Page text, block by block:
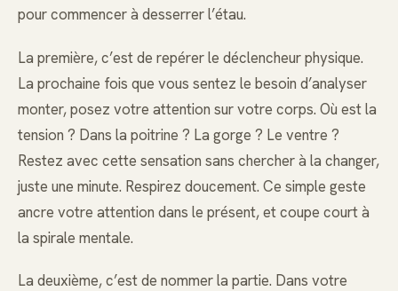
pour commencer à desserrer l’étau.
La première, c’est de repérer le déclencheur physique.
La prochaine fois que vous sentez le besoin d’analyser
monter, posez votre attention sur votre corps. Où est la
tension ? Dans la poitrine ? La gorge ? Le ventre ?
Restez avec cette sensation sans chercher à la changer,
juste une minute. Respirez doucement. Ce simple geste
ancre votre attention dans le présent, et coupe court à
la spirale mentale.
La deuxième, c’est de nommer la partie. Dans votre